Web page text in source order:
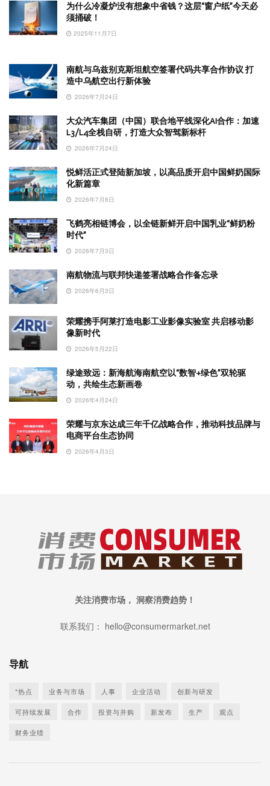
为什么冷凝炉没有想象中省钱？这层“窗户纸”今天必
须捅破！
2025年11月7日
南航与乌兹别克斯坦航空签署代码共享合作协议 打
造中乌航空出行新体验
2026年7月24日
大众汽车集团（中国）联合地平线深化AI合作：加速
L3/L4全栈自研，打造大众智驾新标杆
2026年7月24日
悦鲜活正式登陆新加坡，以高品质开启中国鲜奶国际
化新篇章
2026年7月8日
飞鹤亮相链博会，以全链新鲜开启中国乳业“鲜奶粉
时代”
2026年7月3日
南航物流与联邦快递签署战略合作备忘录
2026年6月3日
荣耀携手阿莱打造电影工业影像实验室 共启移动影
像新时代
2026年5月22日
绿途致远：新海航海南航空以“数智+绿色”双轮驱
动，共绘生态新画卷
2026年4月24日
荣耀与京东达成三年千亿战略合作，推动科技品牌与
电商平台生态协同
2026年4月3日
关注消费市场， 洞察消费趋势！
联系我们： hello@consumermarket.net
导航
*热点 业务与市场 人事 企业活动 创新与研发
可持续发展 合作 投资与并购 新发布 生产 观点
财务业绩